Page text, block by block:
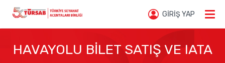
GİRİŞ YAP
HAVAYOLU BİLET SATIŞ VE IATA